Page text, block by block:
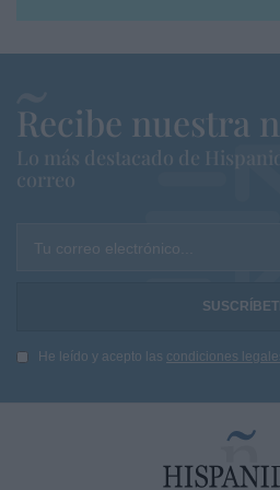
Recibe nuestra
Lo más destacado de
correo
Tu correo electrónico...
He leído y acepto las condiciones